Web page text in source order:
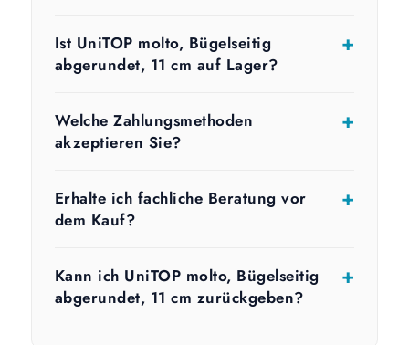
Ist UniTOP molto, Bügelseitig
abgerundet, 11 cm auf Lager?
Welche Zahlungsmethoden
akzeptieren Sie?
Erhalte ich fachliche Beratung vor
dem Kauf?
Kann ich UniTOP molto, Bügelseitig
abgerundet, 11 cm zurückgeben?